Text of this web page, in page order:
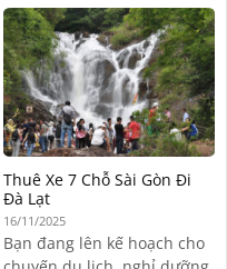
Thuê Xe 7 Chỗ Sài Gòn Đi
Đà Lạt
16/11/2025
Bạn đang lên kế hoạch cho